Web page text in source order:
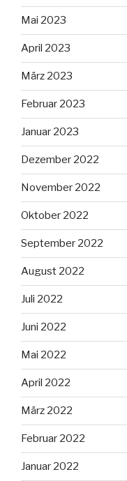
Mai 2023
April 2023
März 2023
Februar 2023
Januar 2023
Dezember 2022
November 2022
Oktober 2022
September 2022
August 2022
Juli 2022
Juni 2022
Mai 2022
April 2022
März 2022
Februar 2022
Januar 2022